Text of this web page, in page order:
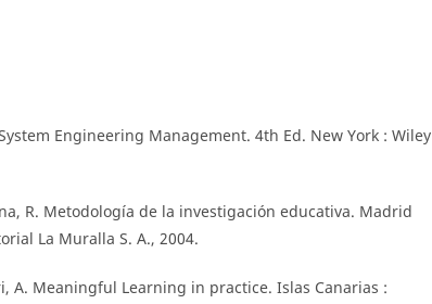
Engineering Management. 4th Ed. New York : Wiley
R. Metodología de la investigación educativa. Madrid
La Muralla S. A., 2004.
A. Meaningful Learning in practice. Islas Canarias :